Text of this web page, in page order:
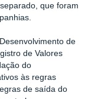
que foram
de
de Valores
do
às regras
de saída do